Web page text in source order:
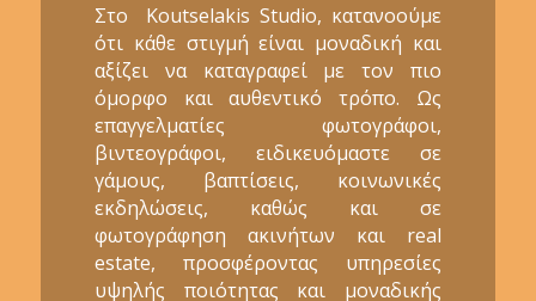
Στο Koutselakis Studio, κατανοούμε
ότι κάθε στιγμή είναι μοναδική και
αξίζει να καταγραφεί με τον πιο
όμορφο και αυθεντικό τρόπο. Ως
επαγγελματίες φωτογράφοι,
βιντεογράφοι, ειδικευόμαστε σε
γάμους, βαπτίσεις, κοινωνικές
εκδηλώσεις, καθώς και σε
φωτογράφηση ακινήτων και real
estate, προσφέροντας υπηρεσίες
υψηλής ποιότητας και μοναδικής